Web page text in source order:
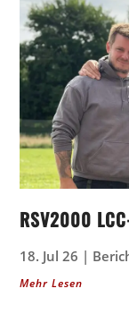
RSV2000
18. Jul 26 |
Mehr Lesen